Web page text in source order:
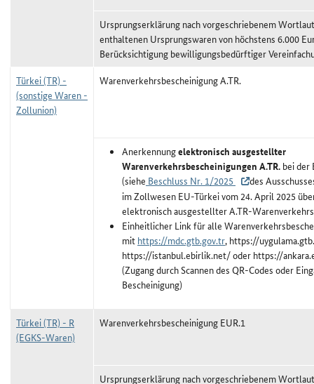
Ursprungserklärung nach vorgeschriebenem
enthaltenen Ursprungswaren von höchstens 6.000
Berücksichtigung bewilligungsbedürftiger
Türkei (TR) -
(sonstige Waren -
Zollunion)
Warenverkehrsbescheinigung A.TR.
Anerkennungelektronisch ausgestellter
Warenverkehrsbescheinigungen A.TR. bei der
(siehe Beschluss Nr. 1/2025
des
im Zollwesen EU-Türkei vom 24. April 2025
elektronisch ausgestellter A.TR-
Einheitlicher Link für alle
mit https://mdc.gtb.gov.tr, https://
https://istanbul.ebirlik.net/ oder https://
(Zugang durch Scannen des QR-Codes oder
Bescheinigung)
Türkei (TR) - R
(EGKS-Waren)
Warenverkehrsbescheinigung EUR.1
Ursprungserklärung nach vorgeschriebenem